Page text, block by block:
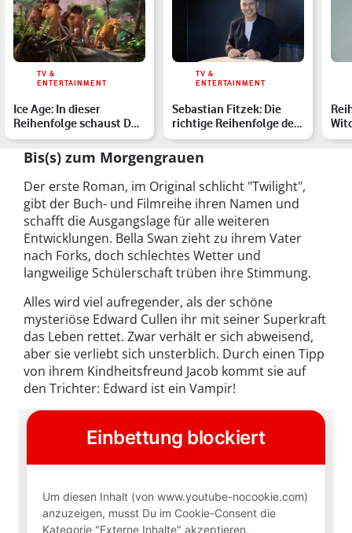
TV &
ENTERTAINMENT
Ice Age: In dieser
Reihenfolge schaust Du
die Filme richtig
TV &
ENTERTAINMENT
Sebastian Fitzek: Die
richtige Reihenfolge der
Bücher und Verfilm…
Bis(s) zum Morgengrauen
Der erste Roman, im Original schlicht "Twilight",
gibt der Buch- und Filmreihe ihren Namen und
schafft die Ausgangslage für alle weiteren
Entwicklungen. Bella Swan zieht zu ihrem Vater
nach Forks, doch schlechtes Wetter und
langweilige Schülerschaft trüben ihre Stimmung.
Alles wird viel aufregender, als der schöne
mysteriöse Edward Cullen ihr mit seiner Superkraft
das Leben rettet. Zwar verhält er sich abweisend,
aber sie verliebt sich unsterblich. Durch einen Tipp
von ihrem Kindheitsfreund Jacob kommt sie auf
den Trichter: Edward ist ein Vampir!